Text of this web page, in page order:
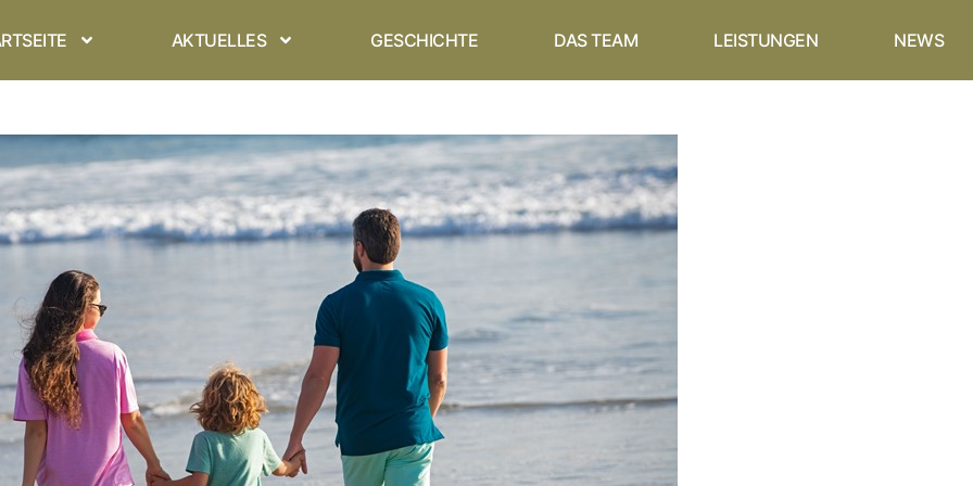
AKTUELLES GESCHICHTE DAS TEAM LEISTUNGEN NEWS